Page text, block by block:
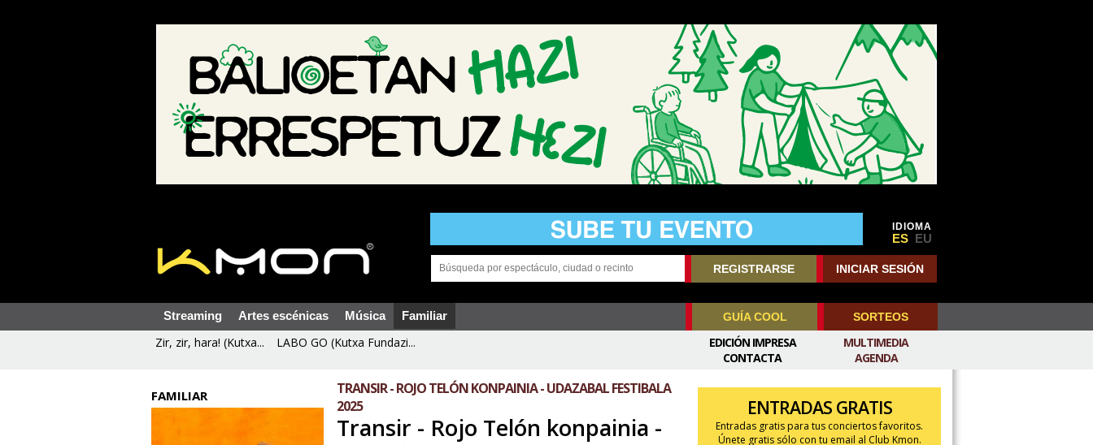
IDIOMA
ES EU
REGISTRARSE INICIAR SESIÓN
Streaming Artes escénicas Música Familiar GUÍA COOL SORTEOS
Zir, zir, hara! (Kutxa... LABO GO (Kutxa Fundazi...
MULTIMEDIA
AGENDA
EDICIÓN IMPRESA
CONTACTA
FAMILIAR
TRANSIR - ROJO TELÓN KONPAINIA - UDAZABAL FESTIBALA
2025
Transir - Rojo Telón konpainia -
ENTRADAS GRATIS
Entradas gratis para tus conciertos favoritos.
Únete gratis sólo con tu email al Club Kmon.